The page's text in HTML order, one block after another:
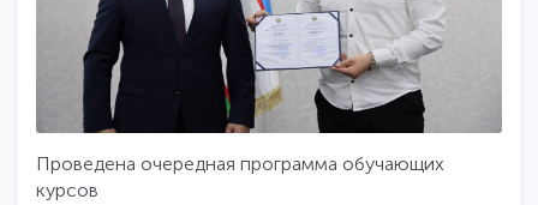
Проведена очередная программа обучающих
курсов